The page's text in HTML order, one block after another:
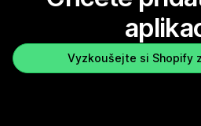
Vyzkoušejte si Shopify